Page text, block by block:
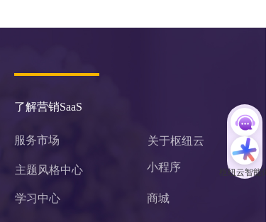
了解营销SaaS
关于枢纽云
服务市场
主题风格中心 小程序
学习中心 商城